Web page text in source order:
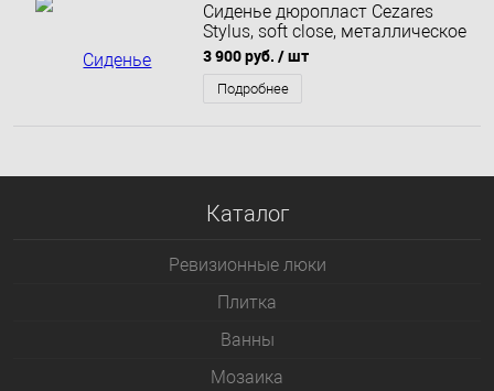
Сиденье дюропласт Cezares
Stylus, soft close, металлическое
крепление CZR-2316-SC
3 900 руб. / шт
Подробнее
Каталог
Ревизионные люки
Плитка
Bанны
Мозаика